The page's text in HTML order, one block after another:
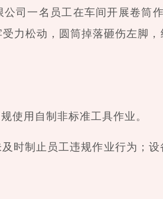
司一名员工在车间开展卷筒
力松动，圆筒掉落砸伤左脚
使用自制非标准工具作业。
时制止员工违规作业行为；设